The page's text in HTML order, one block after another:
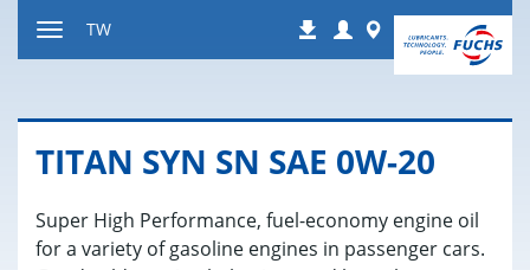
航
下
载
Login Worldwide
TW
TITAN SYN SN SAE 0W-20
Super High Performance, fuel-economy engine oil
for a variety of gasoline engines in passenger cars.